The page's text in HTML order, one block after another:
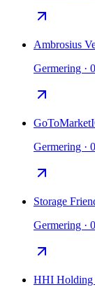
Ambrosius
Germering ·
Germering ·
Storage
Germering ·
HHI Holding